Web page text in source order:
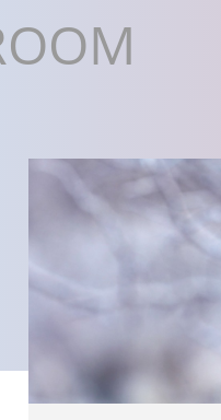
美育活动
遇见朗读 | 第